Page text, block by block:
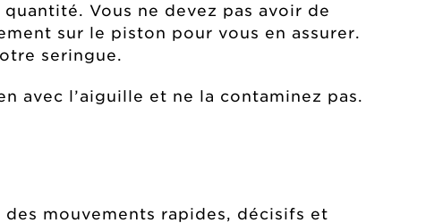
Vous ne devez pas avoir de
sur le piston pour vous en assurer.
seringue.
avec l’aiguille et ne la contaminez pas.
des mouvements rapides, décisifs et